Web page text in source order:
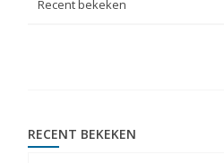
Recent bekeken
RECENT BEKEKEN